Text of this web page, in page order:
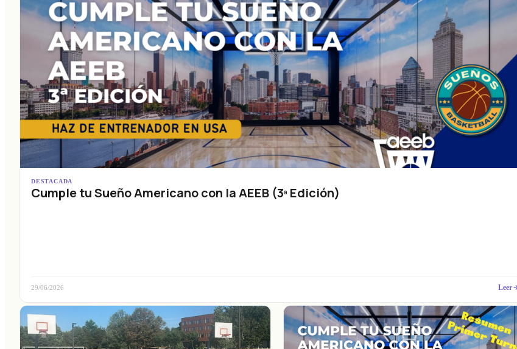
DESTACADA
Cumple tu Sueño Americano con la AEEB (3ª Edición)
29/06/2026 Leer